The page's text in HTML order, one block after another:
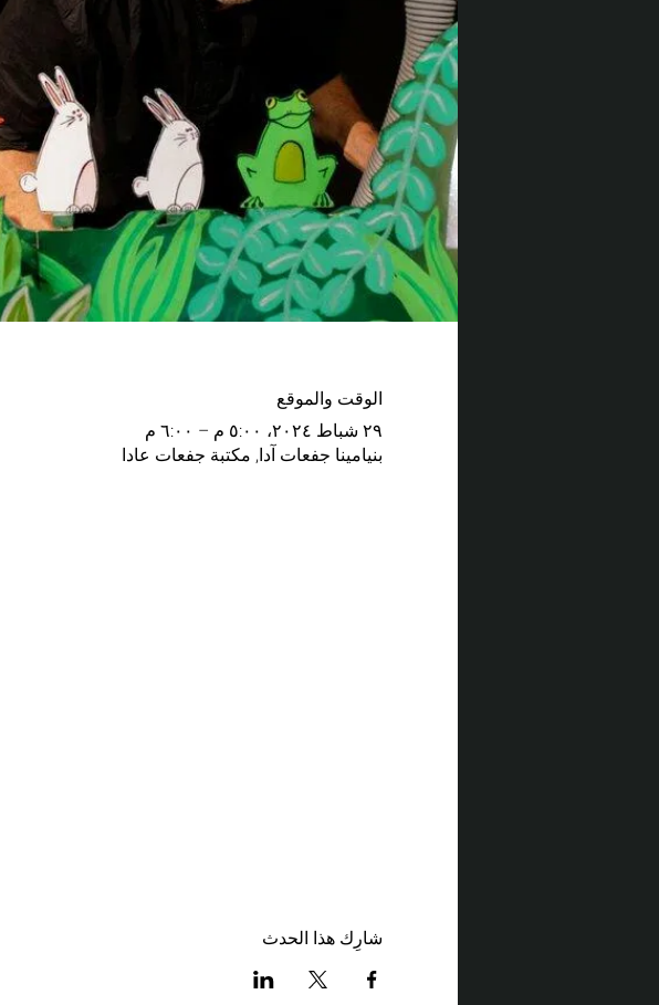
الوقت والموقع
٢٩ شباط ٢٠٢٤، ٥:٠٠ م – ٦:٠٠ م
بنيامينا جفعات آدا, مكتبة جفعات عادا
شارِك هذا الحدث